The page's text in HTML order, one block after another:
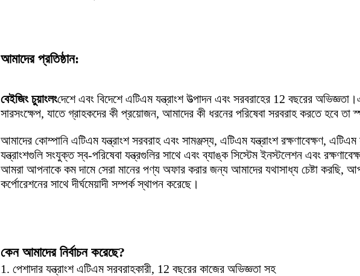
আমাদের প্রতিষ্ঠান:
বেইজিং চুয়াংলংদেশে এবং বিদেশে এটিএম যন্ত্রাংশ উত্পাদন এবং সরবরাহের 12 বছরের
সারসংক্ষেপ, যাতে গ্রাহকদের কী প্রয়োজন, আমাদের কী ধরনের পরিষেবা সরবরাহ করতে হবে তা
আমাদের কোম্পানি এটিএম যন্ত্রাংশ সরবরাহ এবং সামঞ্জস্য, এটিএম যন্ত্রাংশ রক্ষণাবেক্ষণ,
যন্ত্রাংশগুলি সংযুক্ত স্ব-পরিষেবা যন্ত্রগুলির সাথে এবং ব্যাঙ্ক সিস্টেম ইনস্টলেশন এবং
আমরা আপনাকে কম দামে সেরা মানের পণ্য অফার করার জন্য আমাদের যথাসাধ্য চেষ্টা করছি,
কর্পোরেশনের সাথে দীর্ঘমেয়াদী সম্পর্ক স্থাপন করেছে।
কেন আমাদের নির্বাচন করেছে?
1. পেশাদার যন্ত্রাংশ এটিএম সরবরাহকারী, 12 বছরের কাজের অভিজ্ঞতা সহ